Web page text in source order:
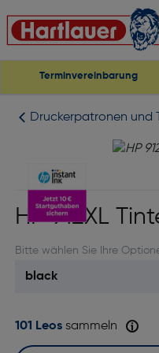
Terminvereinbarung
Druckerpatronen und
HP 912XL
Bitte wählen Sie Ihre
101 Leossammeln